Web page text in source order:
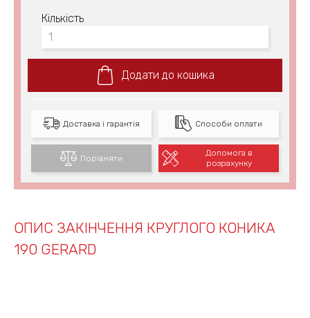
Кількість
Додати до кошика
Доставка і гарантія Способи оплати
Порівняти
Допомога в
розрахунку
ОПИС ЗАКІНЧЕННЯ КРУГЛОГО КОНИКА
190 GERARD